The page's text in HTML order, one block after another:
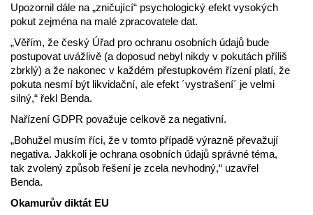
Upozornil dále na „zničující“ psychologický efekt vysokých
pokut zejména na malé zpracovatele dat.
„Věřím, že český Úřad pro ochranu osobních údajů bude
postupovat uvážlivě (a doposud nebyl nikdy v pokutách příliš
zbrklý) a že nakonec v každém přestupkovém řízení platí, že
pokuta nesmí být likvidační, ale efekt ´vystrašení´ je velmi
silný,“ řekl Benda.
Nařízení GDPR považuje celkově za negativní.
„Bohužel musím říci, že v tomto případě výrazně převažují
negativa. Jakkoli je ochrana osobních údajů správné téma,
tak zvolený způsob řešení je zcela nevhodný,“ uzavřel
Benda.
Okamurův diktát EU